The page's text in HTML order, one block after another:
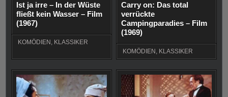
Ist ja irre – In der Wüste
fließt kein Wasser – Film
(1967)
KOMÖDIEN , KLASSIKER
Carry on: Das total
verrückte
Campingparadies – Film
(1969)
KOMÖDIEN , KLASSIKER